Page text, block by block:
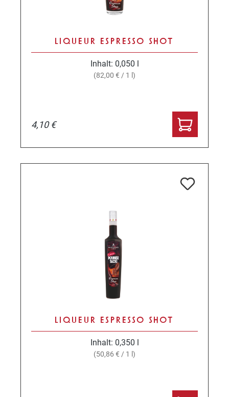
LIQUEUR ESPRESSO SHOT
Inhalt: 0,050 l
(82,00 € / 1 l)
4,10 €
LIQUEUR ESPRESSO SHOT
Inhalt: 0,350 l
(50,86 € / 1 l)